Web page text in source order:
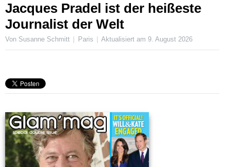
Jacques Pradel ist der heißeste
Journalist der Welt
Von Susanne Schmitt Paris Aktualisiert am9. August 2026